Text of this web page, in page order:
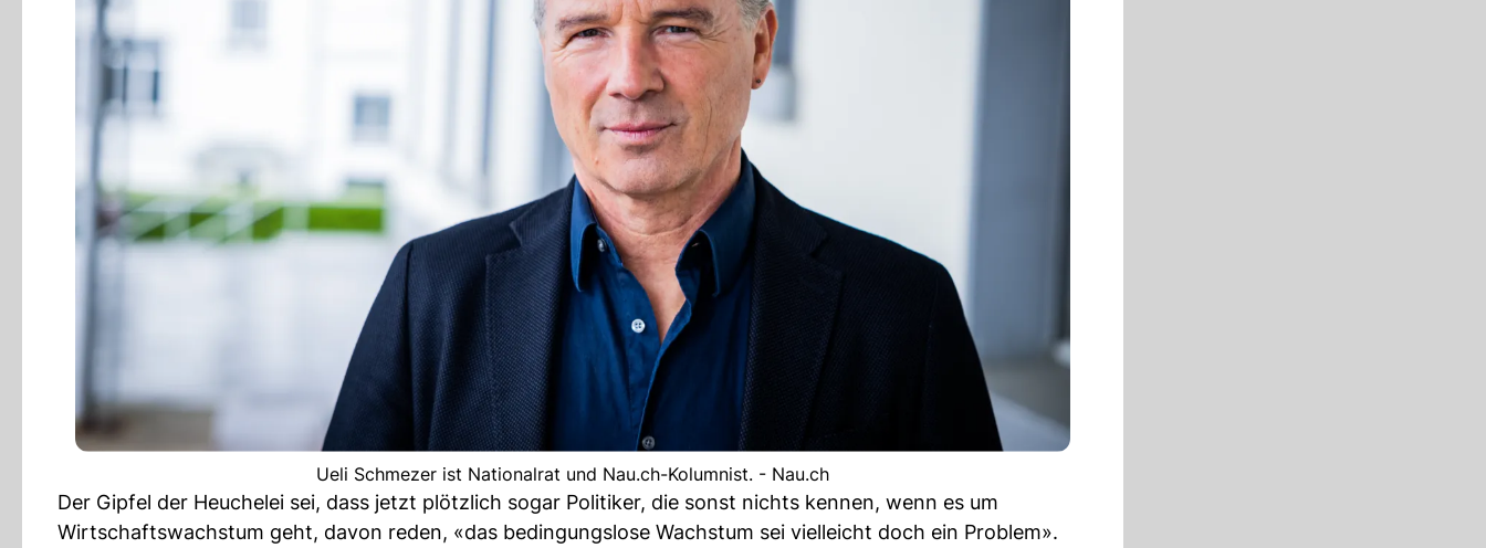
Ueli Schmezer ist Nationalrat und Nau.ch-Kolumnist. - Nau.ch
Der Gipfel der Heuchelei sei, dass jetzt plötzlich sogar Politiker, die sonst nichts kennen, wenn es um
Wirtschaftswachstum geht, davon reden, «das bedingungslose Wachstum sei vielleicht doch ein Problem».